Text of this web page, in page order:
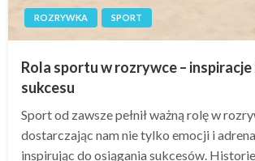
ROZRYWKA SPORT
Rola sportu w rozrywce –
sukcesu
Sport od zawsze pełnił ważną rolę w
dostarczając nam nie tylko emocji i
inspirując do osiągania sukcesów.